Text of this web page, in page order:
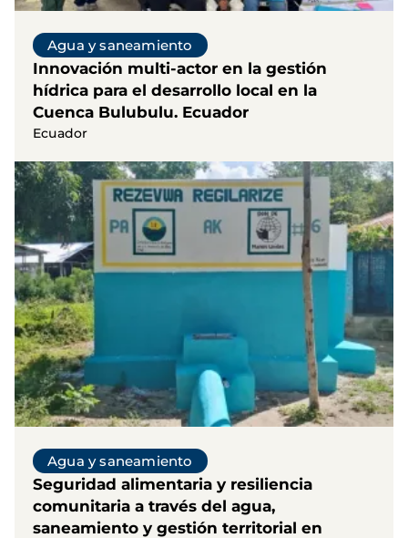
Agua y saneamiento
Innovación multi-actor en la gestión
hídrica para el desarrollo local en la
Cuenca Bulubulu. Ecuador
Ecuador
Agua y saneamiento
Seguridad alimentaria y resiliencia
comunitaria a través del agua,
saneamiento y gestión territorial en